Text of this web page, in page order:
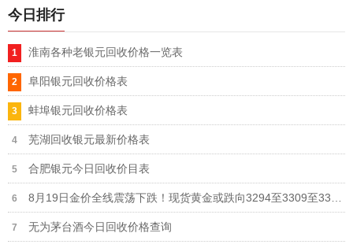
今日排行
淮南各种老银元回收价格一览表
阜阳银元回收价格表
蚌埠银元回收价格表
芜湖回收银元最新价格表
合肥银元今日回收价目表
无为茅台酒今日回收价格查询